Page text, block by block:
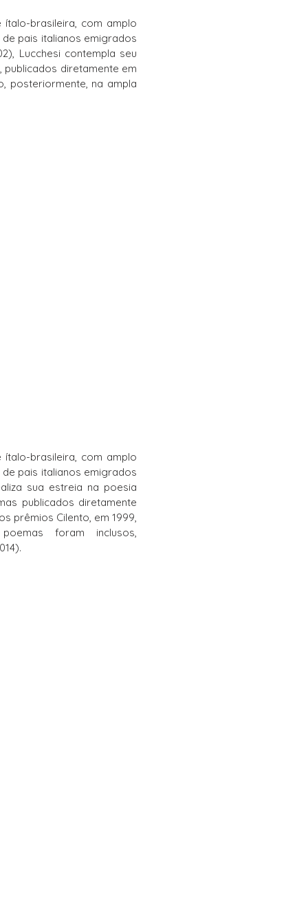
brasileira, com amplo
pais italianos emigrados
Lucchesi contempla seu
publicados diretamente em
posteriormente, na ampla
brasileira, com amplo
pais italianos emigrados
sua estreia na poesia
publicados diretamente
prêmios Cilento, em 1999,
foram inclusos,